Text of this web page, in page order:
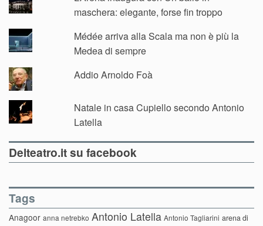
maschera: elegante, forse fin troppo
Médée arriva alla Scala ma non è più la
Medea di sempre
Addio Arnoldo Foà
Natale in casa Cupiello secondo Antonio
Latella
Delteatro.it su facebook
Tags
Anagoor anna netrebko Antonio Latella Antonio Tagliarini arena di